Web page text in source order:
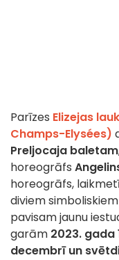
Parīzes Elizejas
Champs-Elysées)
Preljocaja baletam
horeogrāfs
horeogrāfs,
diviem
pavisam jaunu
garām 2023. gada
decembrī un